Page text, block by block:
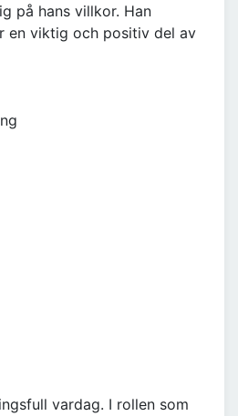
på hans villkor. Han
en viktig och positiv del av
vardag. I rollen som